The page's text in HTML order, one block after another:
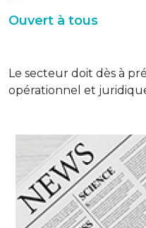
Ouvert à tous
Le secteur doit dès à
opérationnel et